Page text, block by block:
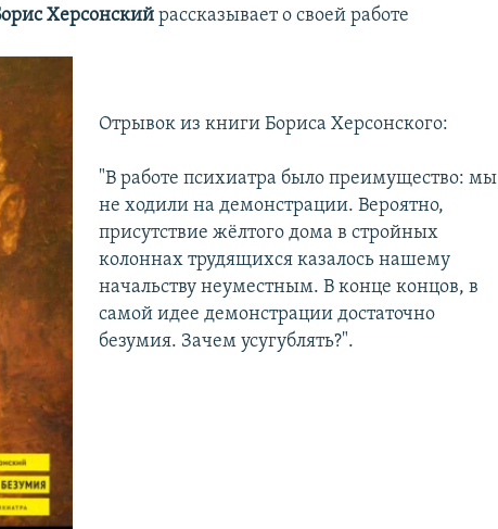
Херсонский рассказывает о своей работе
Отрывок из книги Бориса Херсонского:
"В работе психиатра было преимущество: мы
не ходили на демонстрации. Вероятно,
присутствие жёлтого дома в стройных
колоннах трудящихся казалось нашему
начальству неуместным. В конце концов, в
самой идее демонстрации достаточно
безумия. Зачем усугублять?".